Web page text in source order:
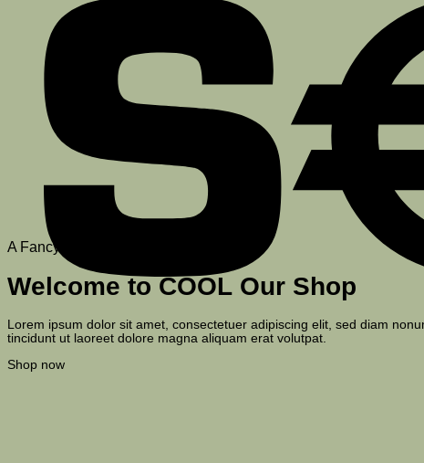
A Fancy top Title
Welcome to COOL Our Shop
Lorem ipsum dolor sit amet, consectetuer adipiscing elit, sed diam
tincidunt ut laoreet dolore magna aliquam erat volutpat.
Shop now